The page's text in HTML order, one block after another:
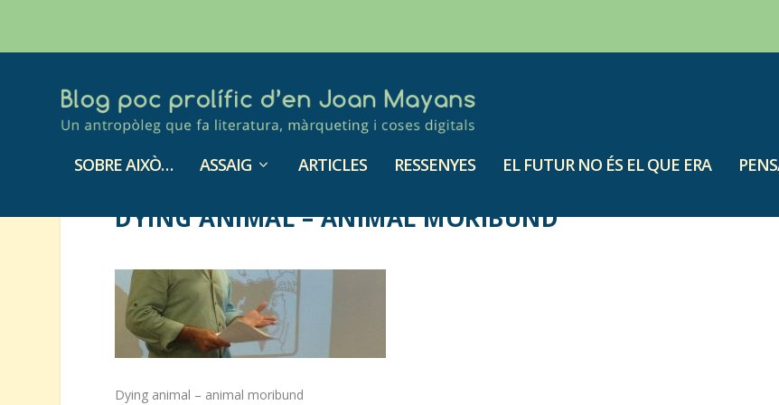
SOBRE AIXÒ… ASSAIG ARTICLES RESSENYES EL FUTUR NO ÉS EL QUE ERA
DYING ANIMAL – ANIMAL MORIBUND
Dying animal – animal moribund